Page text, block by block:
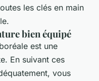
les clés en main
bien équipé
est une
En suivant ces
vous